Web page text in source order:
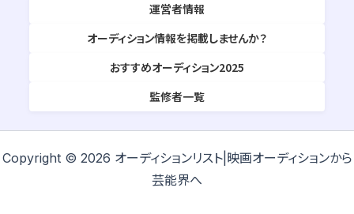
運営者情報
オーディション情報を掲載しませんか？
おすすめオーディション2025
監修者一覧
Copyright © 2026 オーディションリスト|映画オーディションから
芸能界へ